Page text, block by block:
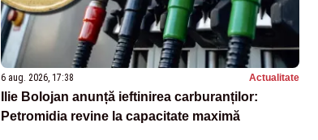
6 aug. 2026, 17:38 Actualitate
Ilie Bolojan anunță ieftinirea carburanților:
Petromidia revine la capacitate maximă